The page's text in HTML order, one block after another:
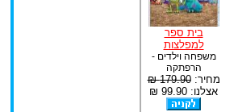
בית ספר
למפלצות
משפחה וילדים -
הרפתקה
מחיר:179.90 ₪
אצלנו: 99.90 ₪